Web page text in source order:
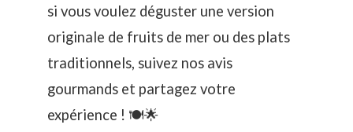
si vous voulez déguster une version
originale de fruits de mer ou des plats
traditionnels, suivez nos avis
gourmands et partagez votre
expérience ! 🍽️🌟